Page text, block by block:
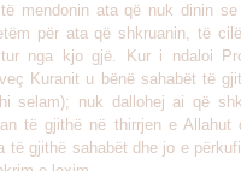
mendonin ata që nuk dinin
për ata që shkruanin, të
nga kjo gjë. Kur i ndaloi
Kuranit u bënë sahabët të
selam); nuk dallohej ai që
të gjithë në thirrjen e
të gjithë sahabët dhe jo e